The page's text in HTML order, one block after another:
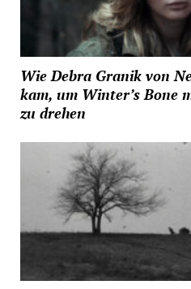
Wie Debra Granik von
kam, um Winter’s Bone
zu drehen